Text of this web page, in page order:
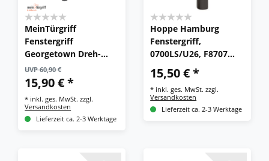
MeinTürgriff
Fenstergriff
Georgetown Dreh-
Kipp Schwarz matt
7mm 24/31-36/42
UVP 60,90 €
15,90 € *
* inkl. ges. MwSt. zzgl.
Versandkosten
Lieferzeit ca. 2-3 Werktage
Hoppe Hamburg
Fenstergriff,
0700LS/U26, F8707
dunkelbraun,
abschließbar
15,50 € *
* inkl. ges. MwSt. zzgl.
Versandkosten
Lieferzeit ca. 2-3 Werktage